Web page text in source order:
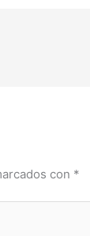
con *